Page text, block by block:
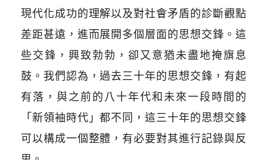
現代化成功的理解以及對社會矛盾的診斷觀點
差距甚遠，進而展開多個層面的思想交鋒。這
些交鋒，興致勃勃，卻又意猶未盡地掩旗息
鼓。我們認為，過去三十年的思想交鋒，有起
有落，與之前的八十年代和未來一段時間的
「新領袖時代」都不同，這三十年的思想交鋒
可以構成一個整體，有必要對其進行記錄與反